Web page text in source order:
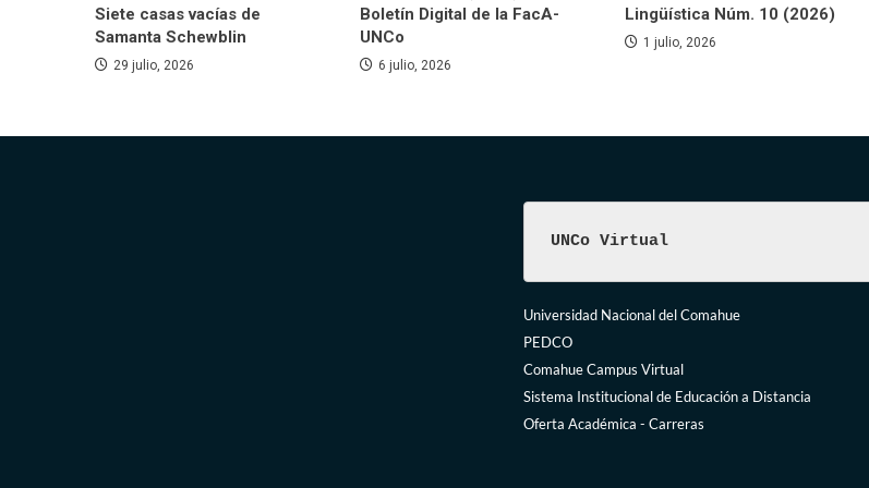
Siete casas vacías de
Samanta Schewblin
29 julio, 2026
Boletín Digital de la FacA-
UNCo
6 julio, 2026
Lingüística Núm. 10 (2026)
1 julio, 2026
UNCo Virtual
Universidad Nacional del Comahue
PEDCO
Comahue Campus Virtual
Sistema Institucional de Educación a Distancia
Oferta Académica - Carreras